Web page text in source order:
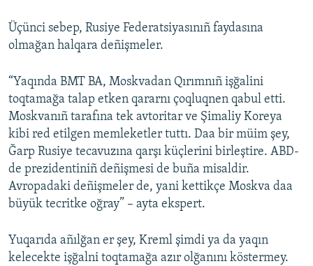
Üçünci sebep, Rusiye Federatsiyasınıñ faydasına
olmağan halqara deñişmeler.
“Yaqında BMT BA, Moskvadan Qırımnıñ işğalini
toqtamağa talap etken qararnı çoqluqnen qabul etti.
Moskvanıñ tarafına tek avtoritar ve Şimaliy Koreya
kibi red etilgen memleketler tuttı. Daa bir müim şey,
Ğarp Rusiye tecavuzına qarşı küçlerini birleştire. ABD-
de prezidentiniñ deñişmesi de buña misaldir.
Avropadaki deñişmeler de, yani kettikçe Moskva daa
büyük tecritke oğray” – ayta ekspert.
Yuqarıda añılğan er şey, Kreml şimdi ya da yaqın
kelecekte işğalni toqtamağa azır olğanını köstermey.